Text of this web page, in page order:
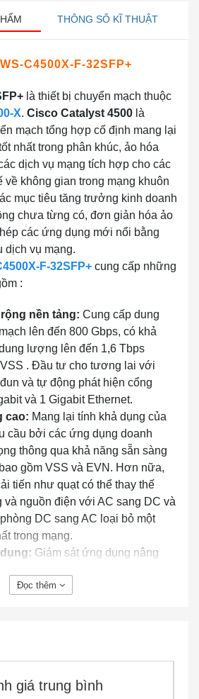
THÔNG SỐ KĨ THUẬT
C4500X-F-32SFP+
là thiết bị chuyển mạch thuộc
X. Cisco Catalyst 4500 là
mạch tổng hợp cố định mang lại
nhất trong phân khúc, ảo hóa
dịch vụ mạng tích hợp cho các
về không gian trong mạng khuôn
mục tiêu tăng trưởng kinh doanh
chưa từng có, đơn giản hóa ảo
các ứng dụng mới nổi bằng
dịch vụ mạng.
F-32SFP+ cung cấp những
:
nền tảng: Cung cấp dung
lên đến 800 Gbps, có khả
lượng lên đến 1,6 Tbps
VSS . Đầu tư cho tương lai với
và tự động phát hiện cổng
và 1 Gigabit Ethernet.
cao: Mang lại tính khả dụng của
cầu bởi các ứng dụng doanh
thông qua khả năng sẵn sàng
gồm VSS và EVN. Hơn nữa,
tiến như quạt có thể thay thế
và nguồn điện với AC sang DC và
DC sang AC loại bỏ một
trong mạng.
Giám sát ứng dụng nâng
chuyển mạch hai chiều tốc độ
XE cung cấp khả năng lưu trữ các
thứ ba.
máy bay điều khiển (CoPP) mạnh
Đọc thêm
giá trung bình